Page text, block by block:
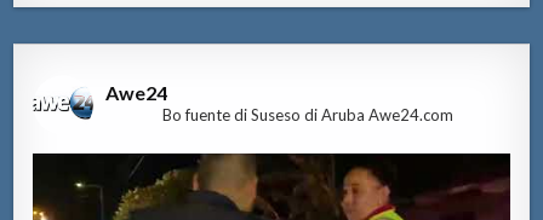
Awe24
Bo fuente di Suseso di Aruba Awe24.com